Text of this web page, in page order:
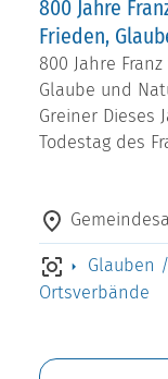
800 Jahre
Frieden,
800 Jahre
Glaube und
Greiner Dieses
Todestag des
Glauben
Ortsverbände